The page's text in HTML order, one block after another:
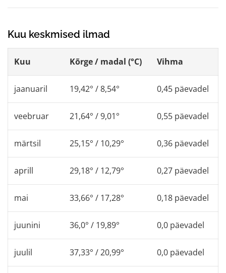
Kuu keskmised ilmad
Kuu Kõrge / madal (°C) Vihma
jaanuaril 19,42° / 8,54° 0,45 päevadel
veebruar 21,64° / 9,01° 0,55 päevadel
märtsil 25,15° / 10,29° 0,36 päevadel
aprill 29,18° / 12,79° 0,27 päevadel
mai 33,66° / 17,28° 0,18 päevadel
juunini 36,0° / 19,89° 0,0 päevadel
juulil 37,33° / 20,99° 0,0 päevadel